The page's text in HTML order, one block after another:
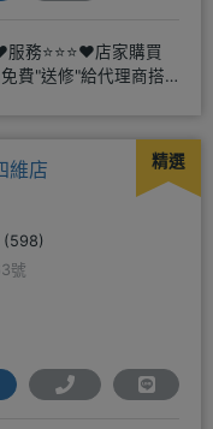
服務⭐⭐⭐❤️店家購買
費"送修"給代理商搭
精選
維店
(598)
號